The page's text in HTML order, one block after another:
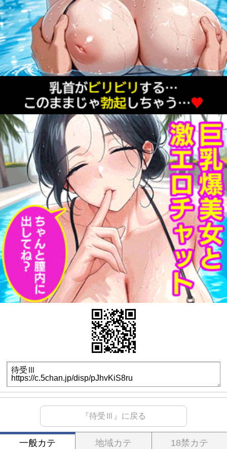
『待受Ⅲ』に戻る
一般カテ 地域カテ 18禁カテ